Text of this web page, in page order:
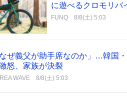
に遊べるクロモリバ
FUNQ 8/8(土) 5:03
なぜ義父が助手席なのか」…韓国
怒、家族が決裂
WAVE 8/8(土) 5:03